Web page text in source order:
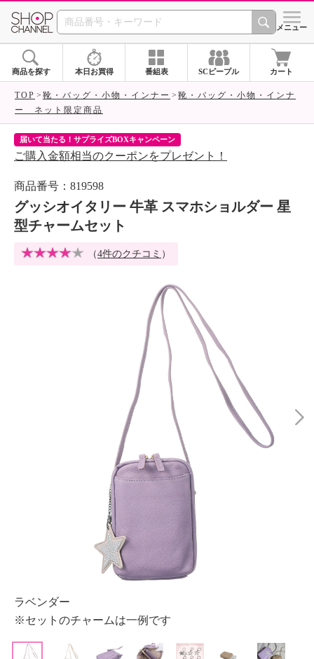
SHOP CHANNEL シメニュー
商品を探す 本日お買得 番組表 SCピープル カート
TOP 靴・バッグ・小物・インナー
靴・バッグ・小物・インナ
ー ネット限定商品
届いて当たる！サプライズBOXキャンペーン
ご購入金額相当のクーポンをプレゼント！
商品番号：819598
グッシオイタリー 牛革 スマホショルダー 星
型チャームセット
（4件のクチコミ ）
ラベンダー
※セットのチャームは一例です